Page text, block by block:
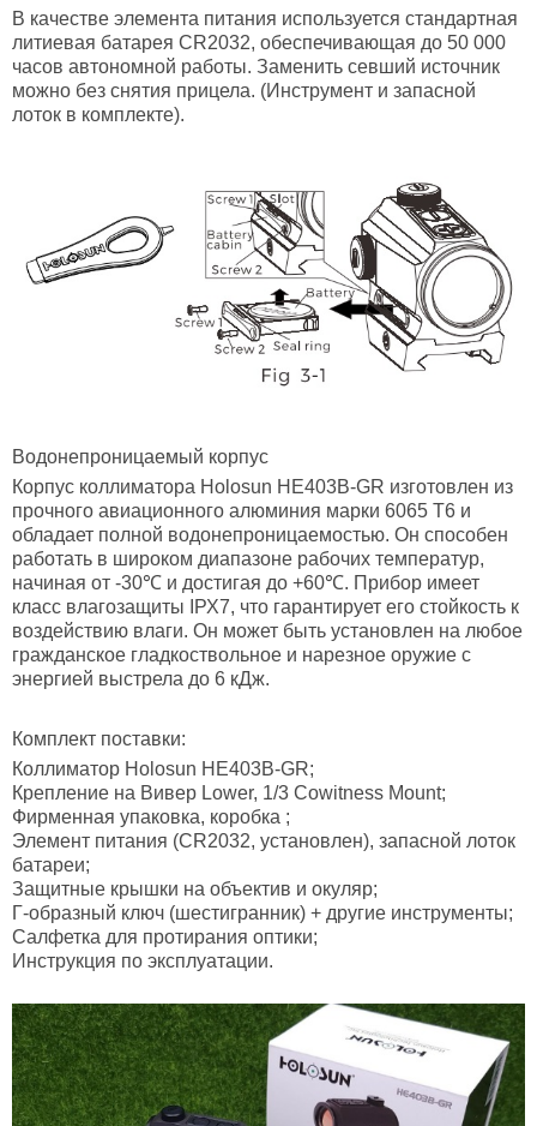
В качестве элемента питания используется стандартная
литиевая батарея CR2032, обеспечивающая до 50 000
часов автономной работы. Заменить севший источник
можно без снятия прицела. (Инструмент и запасной
лоток в комплекте).
Водонепроницаемый корпус
Корпус коллиматора Holosun HE403B-GR изготовлен из
прочного авиационного алюминия марки 6065 T6 и
обладает полной водонепроницаемостью. Он способен
работать в широком диапазоне рабочих температур,
начиная от -30℃ и достигая до +60℃. Прибор имеет
класс влагозащиты ІРХ7, что гарантирует его стойкость к
воздействию влаги. Он может быть установлен на любое
гражданское гладкоствольное и нарезное оружие с
энергией выстрела до 6 кДж.
Комплект поставки:
Коллиматор Holosun HE403B-GR;
Крепление на Вивер Lower, 1/3 Cowitness Mount;
Фирменная упаковка, коробка ;
Элемент питания (CR2032, установлен), запасной лоток
батареи;
Защитные крышки на объектив и окуляр;
Г-образный ключ (шестигранник) + другие инструменты;
Салфетка для протирания оптики;
Инструкция по эксплуатации.